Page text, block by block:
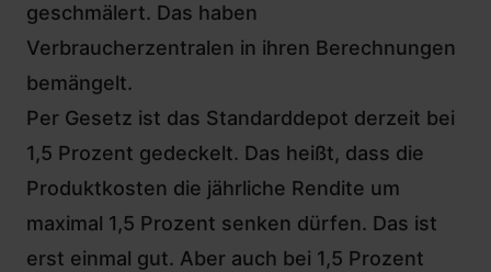
geschmälert. Das haben
Verbraucherzentralen in ihren Berechnungen
bemängelt.
Per Gesetz ist das Standarddepot derzeit bei
1,5 Prozent gedeckelt. Das heißt, dass die
Produktkosten die jährliche Rendite um
maximal 1,5 Prozent senken dürfen. Das ist
erst einmal gut. Aber auch bei 1,5 Prozent